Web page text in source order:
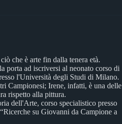
che è arte fin dalla tenera età.
porta ad iscriversi al neonato corso di
l'Università degli Studi di Milano.
Campionesi; Irene, infatti, è una delle
rispetto alla pittura.
dell'Arte, corso specialistico presso
su Giovanni da Campione a